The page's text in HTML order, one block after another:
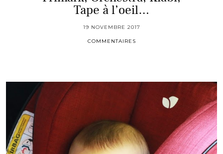
Tape à l’oeil…
19 NOVEMBRE 2017
COMMENTAIRES